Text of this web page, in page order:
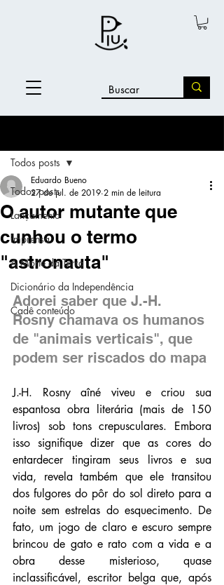
Todos posts
Lançamento
imprensa
A Morte da Terra
Dicionário da Independência
Cadê conteúdo
Todos posts
O autor mutante que
cunhou o termo
"astronauta"
Eduardo Bueno
27 de jul. de 2019 2 min de leitura
Adorei saber que J.-H.
Rosny chamava os humanos
de "animais verticais", que
podem ser riscados do mapa
J.-H. Rosny aîné viveu e criou sua
espantosa obra literária (mais de 150
livros) sob tons crepusculares. Embora
isso signifique dizer que as cores do
entardecer tingiram seus livros e sua
vida, revela também que ele transitou
dos fulgores do pôr do sol direto para a
noite sem estrelas do esquecimento. De
fato, um jogo de claro e escuro sempre
brincou de gato e rato com a vida e a
obra desse misterioso, quase
inclassificável, escritor belga que, após